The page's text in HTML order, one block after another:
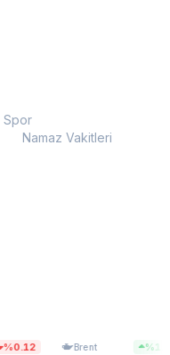
Spor
Namaz Vakitleri
Brent $83,55 %1.29 BIST